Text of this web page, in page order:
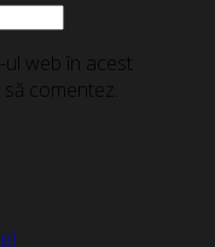
ul web în acest
comentez.